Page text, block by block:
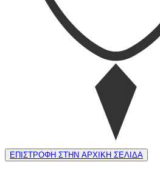
ΕΠΙΣΤΡΟΦΗ ΣΤΗΝ ΑΡΧΙΚΗ ΣΕΛΙΔΑ